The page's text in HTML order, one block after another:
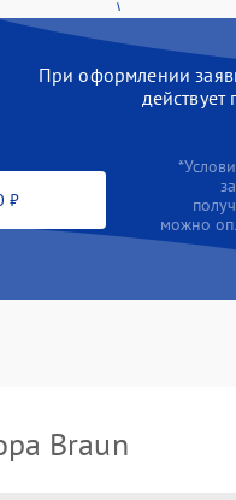
При оформлении
₽
можно
Braun